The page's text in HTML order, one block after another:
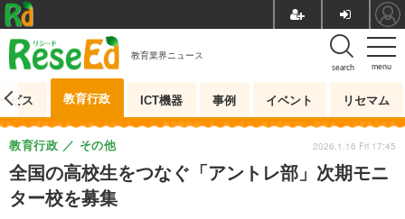
menu
search
教育業界ニュース
ビス 教育行政 ICT機器 事例 イベント リセマム
全国の高校生をつなぐ「アントレ部」次期モニ
ター校を募集
教育行政 その他 2026.1.16 Fri 17:45